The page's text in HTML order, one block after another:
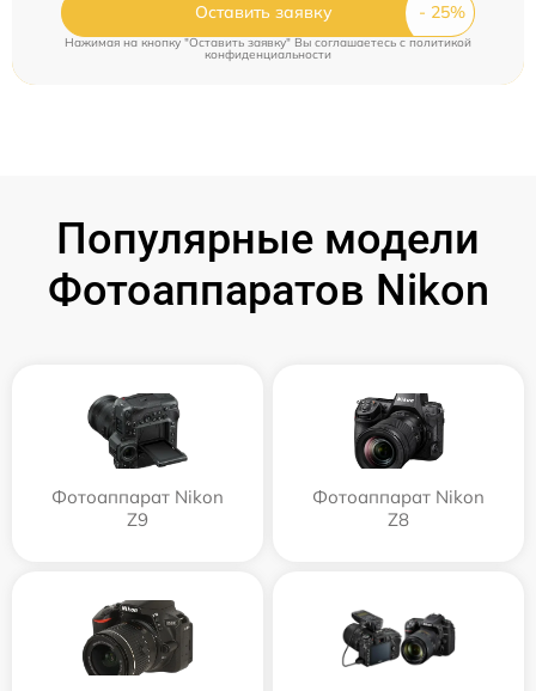
Оставить заявку
Нажимая на кнопку "Оставить заявку" Вы соглашаетесь c политикой
конфиденциальности
Популярные модели
Фотоаппаратов Nikon
Фотоаппарат Nikon
Z9
Фотоаппарат Nikon
Z8